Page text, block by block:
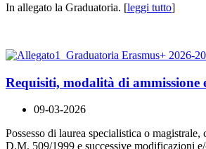
In allegato la Graduatoria. [leggi tutto]
Requisiti, modalità di ammissione
09-03-2026
Possesso di laurea specialistica o magistrale,
D.M. 509/1999 e successive modificazioni